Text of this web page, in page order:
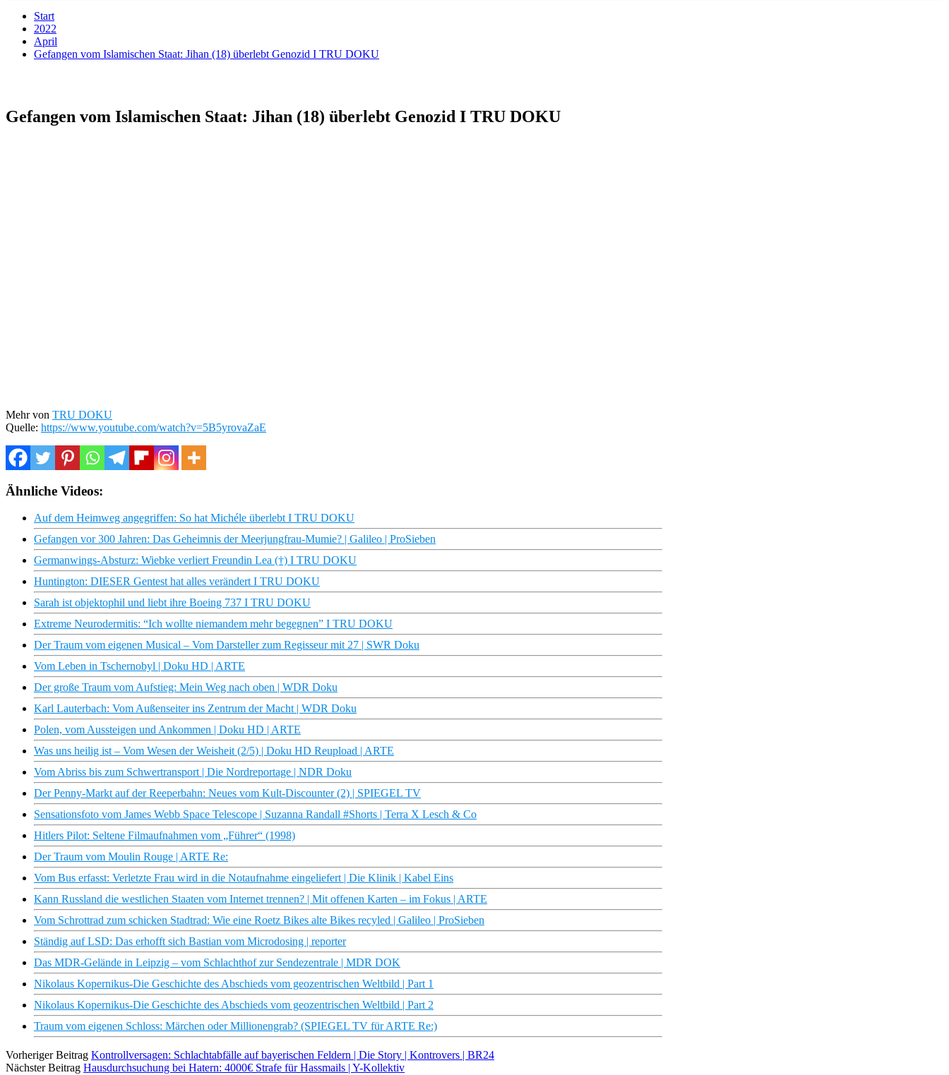
Start
2022
April
Gefangen vom Islamischen Staat: Jihan (18) überlebt Genozid I TRU DOKU
Gefangen vom Islamischen Staat: Jihan (18) überlebt Genozid I TRU DOKU
Mehr von TRU DOKU
Quelle: https://www.youtube.com/watch?v=5B5yrovaZaE
Ähnliche Videos:
Auf dem Heimweg angegriffen: So hat Michéle überlebt I TRU DOKU
Gefangen vor 300 Jahren: Das Geheimnis der Meerjungfrau-Mumie? | Galileo | ProSieben
Germanwings-Absturz: Wiebke verliert Freundin Lea (†) I TRU DOKU
Huntington: DIESER Gentest hat alles verändert I TRU DOKU
Sarah ist objektophil und liebt ihre Boeing 737 I TRU DOKU
Extreme Neurodermitis: “Ich wollte niemandem mehr begegnen” I TRU DOKU
Der Traum vom eigenen Musical – Vom Darsteller zum Regisseur mit 27 | SWR Doku
Vom Leben in Tschernobyl | Doku HD | ARTE
Der große Traum vom Aufstieg: Mein Weg nach oben | WDR Doku
Karl Lauterbach: Vom Außenseiter ins Zentrum der Macht | WDR Doku
Polen, vom Aussteigen und Ankommen | Doku HD | ARTE
Was uns heilig ist – Vom Wesen der Weisheit (2/5) | Doku HD Reupload | ARTE
Vom Abriss bis zum Schwertransport | Die Nordreportage | NDR Doku
Der Penny-Markt auf der Reeperbahn: Neues vom Kult-Discounter (2) | SPIEGEL TV
Sensationsfoto vom James Webb Space Telescope | Suzanna Randall #Shorts | Terra X Lesch & Co
Hitlers Pilot: Seltene Filmaufnahmen vom „Führer“ (1998)
Der Traum vom Moulin Rouge | ARTE Re:
Vom Bus erfasst: Verletzte Frau wird in die Notaufnahme eingeliefert | Die Klinik | Kabel Eins
Kann Russland die westlichen Staaten vom Internet trennen? | Mit offenen Karten – im Fokus | ARTE
Vom Schrottrad zum schicken Stadtrad: Wie eine Roetz Bikes alte Bikes recyled | Galileo | ProSieben
Ständig auf LSD: Das erhofft sich Bastian vom Microdosing | reporter
Das MDR-Gelände in Leipzig – vom Schlachthof zur Sendezentrale | MDR DOK
Nikolaus Kopernikus-Die Geschichte des Abschieds vom geozentrischen Weltbild | Part 1
Nikolaus Kopernikus-Die Geschichte des Abschieds vom geozentrischen Weltbild | Part 2
Traum vom eigenen Schloss: Märchen oder Millionengrab? (SPIEGEL TV für ARTE Re:)
Vorheriger Beitrag Kontrollversagen: Schlachtabfälle auf bayerischen Feldern | Die Story | Kontrovers | BR24
Nächster Beitrag Hausdurchsuchung bei Hatern: 4000€ Strafe für Hassmails | Y-Kollektiv